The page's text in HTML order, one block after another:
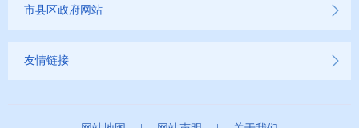
市县区政府网站
友情链接